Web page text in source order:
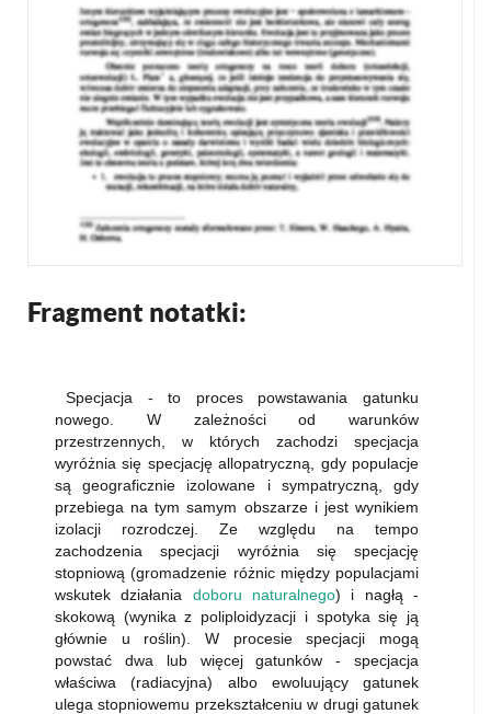
Fragment notatki:
Specjacja - to proces powstawania gatunku
nowego. W zależności od warunków
przestrzennych, w których zachodzi specjacja
wyróżnia się specjację allopatryczną, gdy populacje
są geograficznie izolowane i sympatryczną, gdy
przebiega na tym samym obszarze i jest wynikiem
izolacji rozrodczej. Ze względu na tempo
zachodzenia specjacji wyróżnia się specjację
stopniową (gromadzenie różnic między populacjami
wskutek działania doboru naturalnego) i nagłą -
skokową (wynika z poliploidyzacji i spotyka się ją
głównie u roślin). W procesie specjacji mogą
powstać dwa lub więcej gatunków - specjacja
właściwa (radiacyjna) albo ewoluujący gatunek
ulega stopniowemu przekształceniu w drugi gatunek